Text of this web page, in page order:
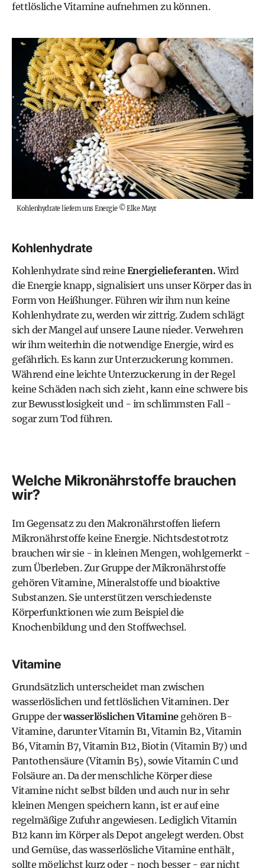
fettlösliche Vitamine aufnehmen zu können.
Kohlenhydrate liefern uns Energie©Elke Mayr
Kohlenhydrate
Kohlenhydrate sind reine Energielieferanten.Wird
die Energie knapp, signalisiert uns unser Körper das in
Form von Heißhunger. Führen wir ihm nun keine
Kohlenhydrate zu, werden wir zittrig. Zudem schlägt
sich der Mangel auf unsere Laune nieder. Verwehren
wir ihm weiterhin die notwendige Energie, wird es
gefährlich. Es kann zur Unterzuckerung kommen.
Während eine leichte Unterzuckerung in der Regel
keine Schäden nach sich zieht, kann eine schwere bis
zur Bewusstlosigkeit und - im schlimmsten Fall -
sogar zum Tod führen.
Welche Mikronährstoffe brauchen
wir?
Im Gegensatz zu den Makronährstoffen liefern
Mikronährstoffe keine Energie. Nichtsdestotrotz
brauchen wir sie - in kleinen Mengen, wohlgemerkt -
zum Überleben. Zur Gruppe der Mikronährstoffe
gehören Vitamine, Mineralstoffe und bioaktive
Substanzen. Sie unterstützen verschiedenste
Körperfunktionen wie zum Beispiel die
Knochenbildung und den Stoffwechsel.
Vitamine
Grundsätzlich unterscheidet man zwischen
wasserlöslichen und fettlöslichen Vitaminen. Der
Gruppe derwasserlöslichen Vitaminegehören B-
Vitamine, darunter Vitamin B1, Vitamin B2, Vitamin
B6, Vitamin B7,Vitamin B12, Biotin (Vitamin B7) und
Pantothensäure (Vitamin B5), sowie Vitamin C und
Folsäure an. Da der menschliche Körper diese
Vitamine nicht selbst bilden und auch nur in sehr
kleinen Mengen speichern kann, ist er auf eine
regelmäßige Zufuhr angewiesen. Lediglich Vitamin
B12 kann im Körper als Depot angelegt werden. Obst
und Gemüse, das wasserlösliche Vitamine enthält,
sollte möglichst kurz oder - noch besser - gar nicht